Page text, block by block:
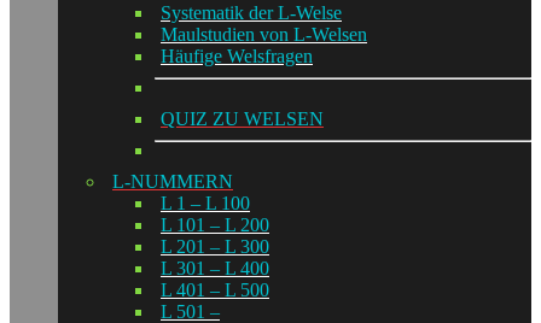
Systematik der L-Welse
Maulstudien von L-Welsen
Häufige Welsfragen
QUIZ ZU WELSEN
L-NUMMERN
L 1 – L 100
L 101 – L 200
L 201 – L 300
L 301 – L 400
L 401 – L 500
L 501 –